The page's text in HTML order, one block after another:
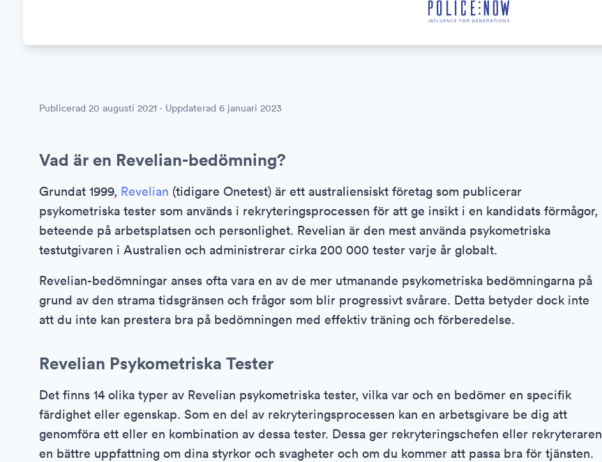
Publicerad 20 augusti 2021 · Uppdaterad 6 januari 2023
Vad är en Revelian-bedömning?
Grundat 1999, Revelian (tidigare Onetest) är ett australiensiskt företag som publicerar
psykometriska tester som används i rekryteringsprocessen för att ge insikt i en kandidats förmågor,
beteende på arbetsplatsen och personlighet. Revelian är den mest använda psykometriska
testutgivaren i Australien och administrerar cirka 200 000 tester varje år globalt.
Revelian-bedömningar anses ofta vara en av de mer utmanande psykometriska bedömningarna på
grund av den strama tidsgränsen och frågor som blir progressivt svårare. Detta betyder dock inte
att du inte kan prestera bra på bedömningen med effektiv träning och förberedelse.
Revelian Psykometriska Tester
Det finns 14 olika typer av Revelian psykometriska tester, vilka var och en bedömer en specifik
färdighet eller egenskap. Som en del av rekryteringsprocessen kan en arbetsgivare be dig att
genomföra ett eller en kombination av dessa tester. Dessa ger rekryteringschefen eller rekryteraren
en bättre uppfattning om dina styrkor och svagheter och om du kommer att passa bra för tjänsten.